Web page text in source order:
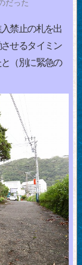
だった
禁止の札を出
せるタイミン
（別に緊急の